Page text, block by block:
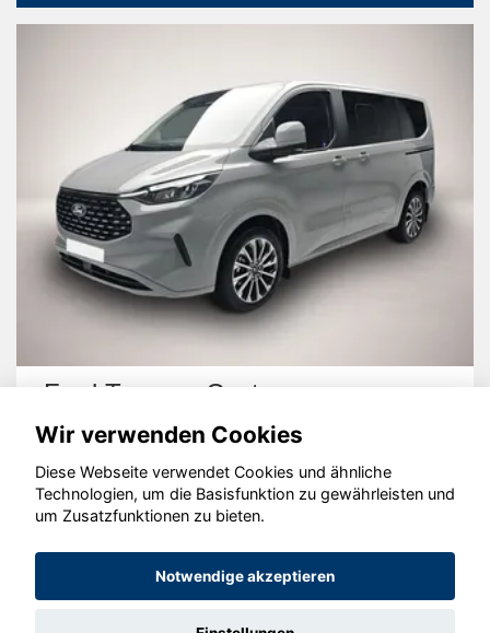
Ford Tourneo Custom
© konjunkturmotor.de GmbH 2020 - 2026
Wir verwenden Cookies
Diese Webseite verwendet Cookies und ähnliche
Technologien, um die Basisfunktion zu gewährleisten und
um Zusatzfunktionen zu bieten.
Notwendige akzeptieren